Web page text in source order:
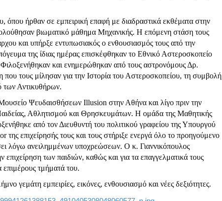
όπου ήρθαν σε εμπειρική επαφή με διαδραστικά εκθέματα στην
βιωματικό μάθημα Μηχανικής. Η επόμενη στάση τους
και υπήρξε εντυπωσιακός ο ενθουσιασμός τους από την
της ίδιας ημέρας επισκέφθηκαν το Εθνικό Αστεροσκοπείο
και ενημερώθηκαν από τους αστρονόμους Δρ.
τους μίλησαν για την Ιστορία του Αστεροσκοπείου, τη συμβολή
των Αντικυθήρων.
Ψευδαισθήσεων Illusion στην Αθήνα και λίγο πριν την
Αθλητισμού και Θρησκευμάτων. Η ομάδα της Μαθητικής
από τον Διευθυντή του πολιτικού γραφείου της Υπουργού
επιχείρησής τους και τους στήριξε ενεργά όλο το προηγούμενο
λόγω ανειλημμένων υποχρεώσεων. Ο κ. Γιαννικόπουλος
επιχείρηση των παιδιών, καθώς και για τα επαγγελματικά τους
επιμέρους τμήματά του.
γεμάτη εμπειρίες, εικόνες, ενθουσιασμό και νέες δεξιότητες.